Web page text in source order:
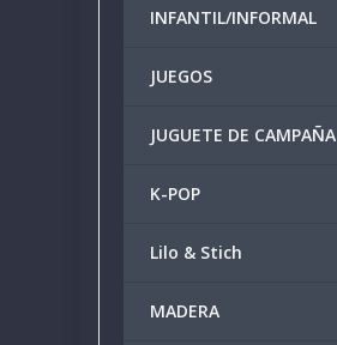
INFANTIL/INFORMAL
JUEGOS
JUGUETE DE CAMPAÑA
K-POP
Lilo & Stich
MADERA